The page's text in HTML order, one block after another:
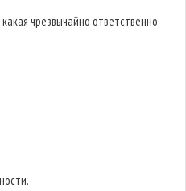
чрезвычайно ответственно